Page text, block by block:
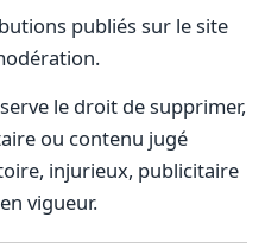
publiés sur le site
le droit de supprimer,
ou contenu jugé
injurieux, publicitaire
vigueur.